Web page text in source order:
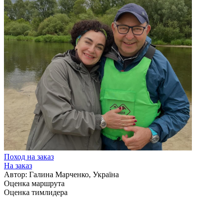
Поход на заказ
На заказ
Автор: Галина Марченко, Україна
Оценка маршрута
Оценка тимлидера